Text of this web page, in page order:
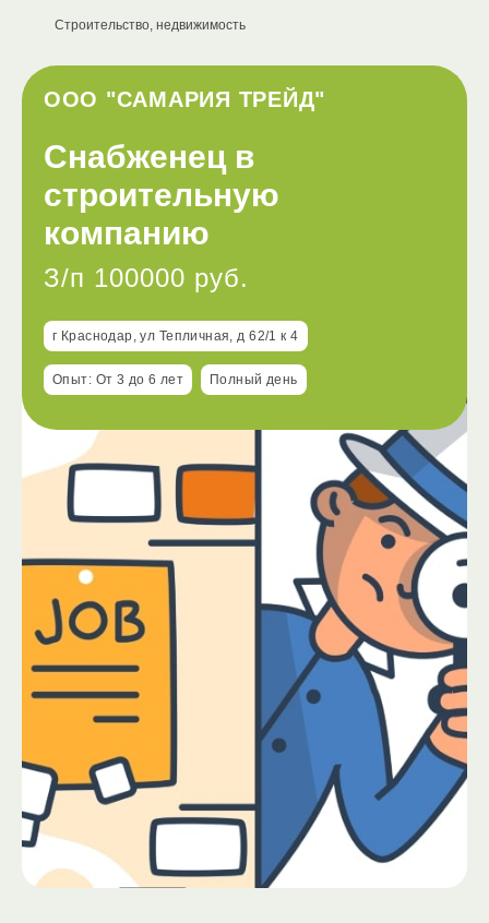
ООО "САМАРИЯ ТРЕЙД"
Строительство, недвижимость
Снабженец в
строительную
компанию
З/п 100000 руб.
г Краснодар, ул Тепличная, д 62/1 к 4
Опыт: От 3 до 6 лет Полный день